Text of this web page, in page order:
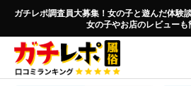
ガチレポ調査員大募集！女の子と遊んだ体験
女の子やお店のレビューも